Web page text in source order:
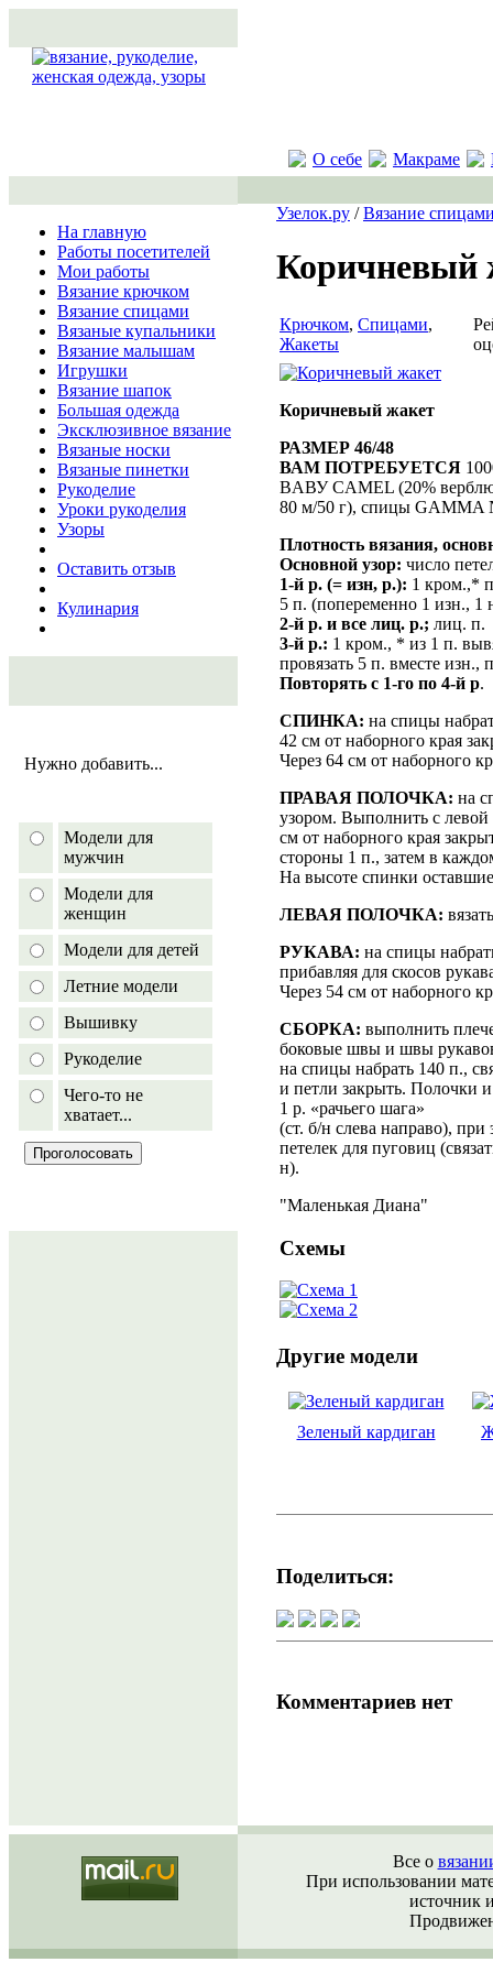
О себе Макраме
На главную
Работы посетителей
Мои работы
Вязание крючком
Вязание спицами
Вязаные купальники
Вязание малышам
Игрушки
Вязание шапок
Большая одежда
Эксклюзивное вязание
Вязаные носки
Вязаные пинетки
Рукоделие
Уроки рукоделия
Узоры
Оставить отзыв
Кулинария
Нужно добавить...
Модели для
мужчин
Модели для
женщин
Модели для детей
Летние модели
Вышивку
Рукоделие
Чего-то не
хватает...
Узелок.ру /Вязание
Коричневый
Крючком, Спицами,
Жакеты
Коричневый жакет
РАЗМЕР 46/48
ВАМ ПОТРЕБУЕТСЯ
ВAВУ CAMEL (20%
80 м/50 г), спицы
Плотность вязания,
Основной узор: число
1-й р. (= изн, р.): 1 кром.,*
5 п. (попеременно 1 изн., 1
2-й р. и все лиц. р.; лиц. п.
3-й р.: 1 кром., * из 1 п.
провязать 5 п. вместе изн.,
Повторять с 1-го по 4-й р.
СПИНКА: на спицы
42 см от наборного края
Через 64 см от наборного
ПРАВАЯ ПОЛОЧКА: на
узором. Выполнить с
см от наборного края
стороны 1 п., затем в
На высоте спинки
ЛЕВАЯ ПОЛОЧКА:
РУКАВА: на спицы
прибавляя для скосов
Через 54 см от наборного
СБОРКА: выполнить
боковые швы и швы
на спицы набрать 140 п.,
и петли закрыть. Полочки
1 р. «рачьего шага»
(ст. б/н слева направо),
петелек для пуговиц
н).
"Маленькая Диана"
Схемы
Другие модели
Зеленый кардиган
Поделиться:
Комментариев нет
Все о
При использовании
источник